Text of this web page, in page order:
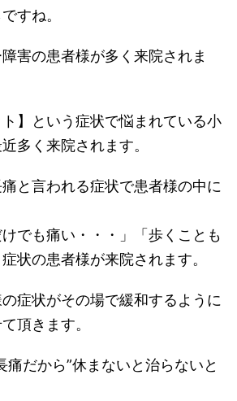
すね。
害の患者様が多く来院されま
】という症状で悩まれている小
多く来院されます。
と言われる症状で患者様の中に
けでも痛い・・・」「歩くことも
状の患者様が来院されます。
症状がその場で緩和するように
頂きます。
痛だから”休まないと治らないと